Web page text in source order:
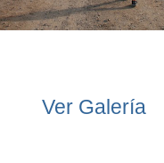
Ver Galería